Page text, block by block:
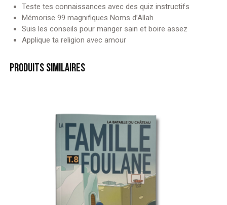
Teste tes connaissances avec des quiz instructifs
Mémorise 99 magnifiques Noms d’Allah
Suis les conseils pour manger sain et boire assez
Applique ta religion avec amour
PRODUITS SIMILAIRES